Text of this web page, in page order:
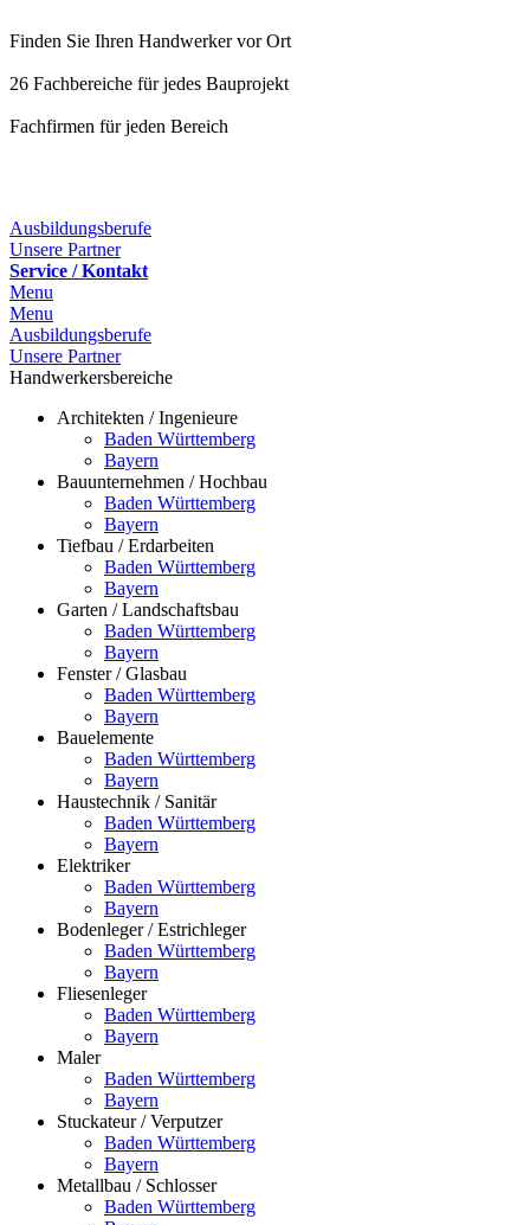
Finden Sie Ihren Handwerker vor Ort
26 Fachbereiche für jedes Bauprojekt
Fachfirmen für jeden Bereich
Ausbildungsberufe
Unsere Partner
Service / Kontakt
Menu
Menu
Ausbildungsberufe
Unsere Partner
Handwerkersbereiche
Architekten / Ingenieure
Baden Württemberg
Bayern
Bauunternehmen / Hochbau
Baden Württemberg
Bayern
Tiefbau / Erdarbeiten
Baden Württemberg
Bayern
Garten / Landschaftsbau
Baden Württemberg
Bayern
Fenster / Glasbau
Baden Württemberg
Bayern
Bauelemente
Baden Württemberg
Bayern
Haustechnik / Sanitär
Baden Württemberg
Bayern
Elektriker
Baden Württemberg
Bayern
Bodenleger / Estrichleger
Baden Württemberg
Bayern
Fliesenleger
Baden Württemberg
Bayern
Maler
Baden Württemberg
Bayern
Stuckateur / Verputzer
Baden Württemberg
Bayern
Metallbau / Schlosser
Baden Württemberg